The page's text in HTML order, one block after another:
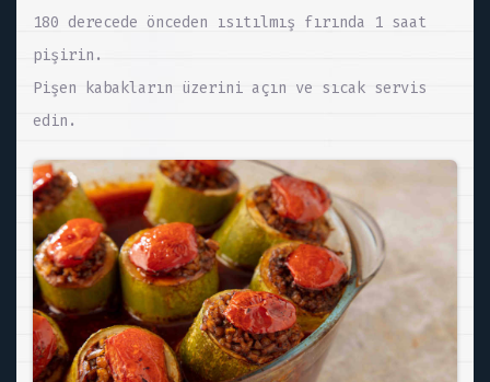
180 derecede önceden ısıtılmış fırında 1 saat
pişirin.
Pişen kabakların üzerini açın ve sıcak servis
edin.